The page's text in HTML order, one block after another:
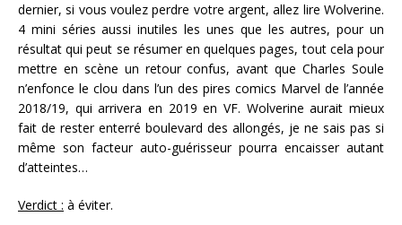
dernier, si vous voulez perdre votre argent, allez lire Wolverine.
4 mini séries aussi inutiles les unes que les autres, pour un
résultat qui peut se résumer en quelques pages, tout cela pour
mettre en scène un retour confus, avant que Charles Soule
n’enfonce le clou dans l’un des pires comics Marvel de l’année
2018/19, qui arrivera en 2019 en VF. Wolverine aurait mieux
fait de rester enterré boulevard des allongés, je ne sais pas si
même son facteur auto-guérisseur pourra encaisser autant
d’atteintes…
Verdict : à éviter.